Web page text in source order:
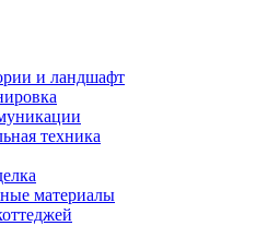
и ландшафт
техника
материалы